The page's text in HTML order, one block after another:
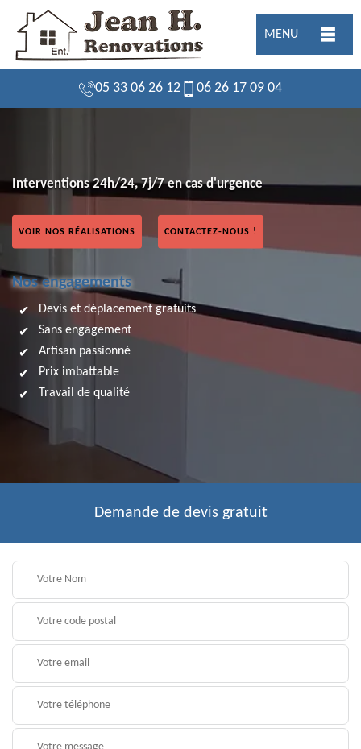
MENU
05 33 06 26 12 06 26 17 09 04
Interventions 24h/24, 7j/7 en cas d'urgence
VOIR NOS RÉALISATIONS CONTACTEZ-NOUS !
Nos engagements
Devis et déplacement gratuits
Sans engagement
Artisan passionné
Prix imbattable
Travail de qualité
Demande de devis gratuit